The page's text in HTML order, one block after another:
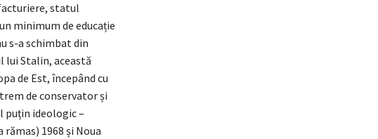
statul
minimum de educație
s-a schimbat din
lui Stalin, această
de Est, începând cu
de conservator și
puțin ideologic –
1968 și Noua